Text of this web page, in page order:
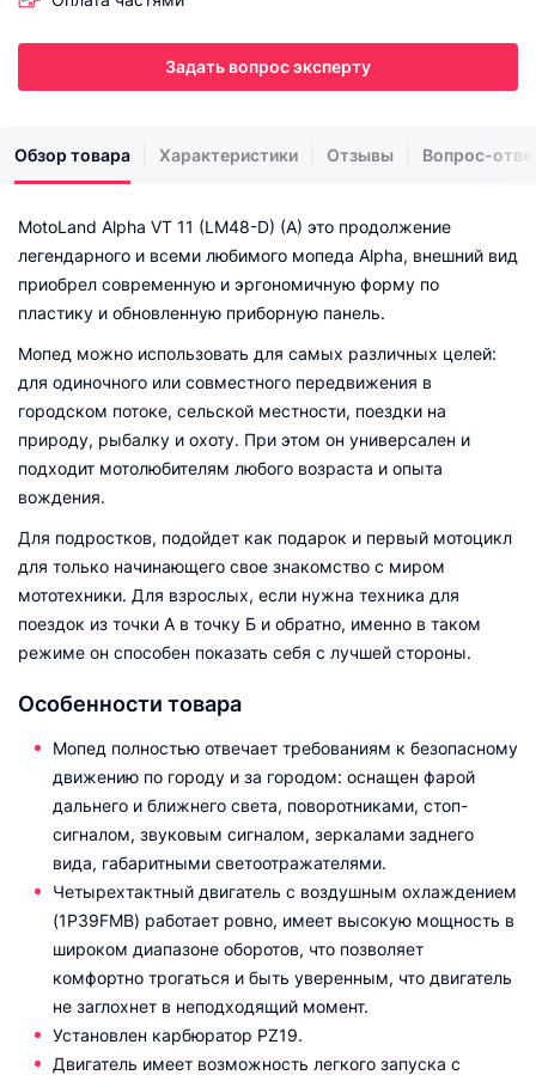
Задать вопрос эксперту
Обзор товара Характеристики Отзывы Вопрос-
MotoLand Alpha VT 11 (LM48-D) (A) это продолжение
легендарного и всеми любимого мопеда Alpha, внешний вид
приобрел современную и эргономичную форму по
пластику и обновленную приборную панель.
Мопед можно использовать для самых различных целей:
для одиночного или совместного передвижения в
городском потоке, сельской местности, поездки на
природу, рыбалку и охоту. При этом он универсален и
подходит мотолюбителям любого возраста и опыта
вождения.
Для подростков, подойдет как подарок и первый мотоцикл
для только начинающего свое знакомство с миром
мототехники. Для взрослых, если нужна техника для
поездок из точки А в точку Б и обратно, именно в таком
режиме он способен показать себя с лучшей стороны.
Особенности товара
Мопед полностью отвечает требованиям к безопасному
движению по городу и за городом: оснащен фарой
дальнего и ближнего света, поворотниками, стоп-
сигналом, звуковым сигналом, зеркалами заднего
вида, габаритными светоотражателями.
Четырехтактный двигатель с воздушным охлаждением
(1P39FMB) работает ровно, имеет высокую мощность в
широком диапазоне оборотов, что позволяет
комфортно трогаться и быть уверенным, что двигатель
не заглохнет в неподходящий момент.
Установлен карбюратор PZ19.
Двигатель имеет возможность легкого запуска с